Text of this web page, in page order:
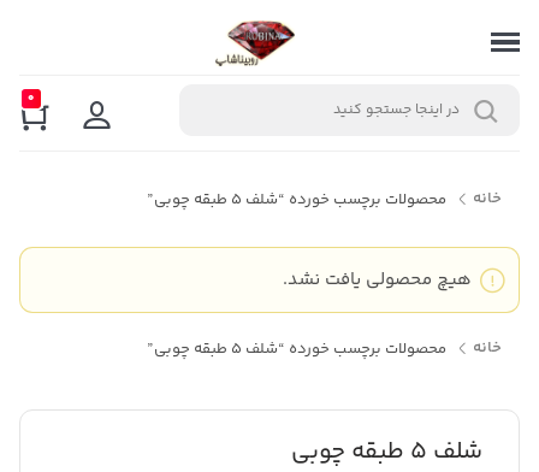
0
خانه محصولات برچسب خورده “شلف 5 طبقه چوبی”
هیچ محصولی یافت نشد.
خانه محصولات برچسب خورده “شلف 5 طبقه چوبی”
شلف 5 طبقه چوبی